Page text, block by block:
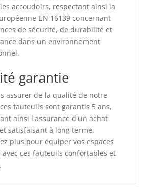
accoudoirs, respectant ainsi la
EN 16139 concernant
de sécurité, de durabilité et
dans un environnement
garantie
assurer de la qualité de notre
fauteuils sont garantis 5 ans,
ainsi l'assurance d'un achat
satisfaisant à long terme.
plus pour équiper vos espaces
avec ces fauteuils confortables et